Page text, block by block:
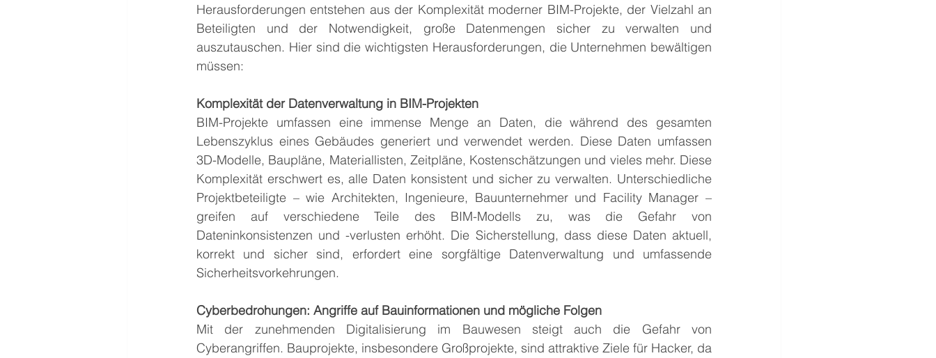
Herausforderungen entstehen aus der Komplexität moderner BIM-Projekte, der Vielzahl an
Beteiligten und der Notwendigkeit, große Datenmengen sicher zu verwalten und
auszutauschen. Hier sind die wichtigsten Herausforderungen, die Unternehmen bewältigen
müssen:
Komplexität der Datenverwaltung in BIM-Projekten
BIM-Projekte umfassen eine immense Menge an Daten, die während des gesamten
Lebenszyklus eines Gebäudes generiert und verwendet werden. Diese Daten umfassen
3D-Modelle, Baupläne, Materiallisten, Zeitpläne, Kostenschätzungen und vieles mehr. Diese
Komplexität erschwert es, alle Daten konsistent und sicher zu verwalten. Unterschiedliche
Projektbeteiligte – wie Architekten, Ingenieure, Bauunternehmer und Facility Manager –
greifen auf verschiedene Teile des BIM-Modells zu, was die Gefahr von
Dateninkonsistenzen und -verlusten erhöht. Die Sicherstellung, dass diese Daten aktuell,
korrekt und sicher sind, erfordert eine sorgfältige Datenverwaltung und umfassende
Sicherheitsvorkehrungen.
Cyberbedrohungen: Angriffe auf Bauinformationen und mögliche Folgen
Mit der zunehmenden Digitalisierung im Bauwesen steigt auch die Gefahr von
Cyberangriffen. Bauprojekte, insbesondere Großprojekte, sind attraktive Ziele für Hacker, da